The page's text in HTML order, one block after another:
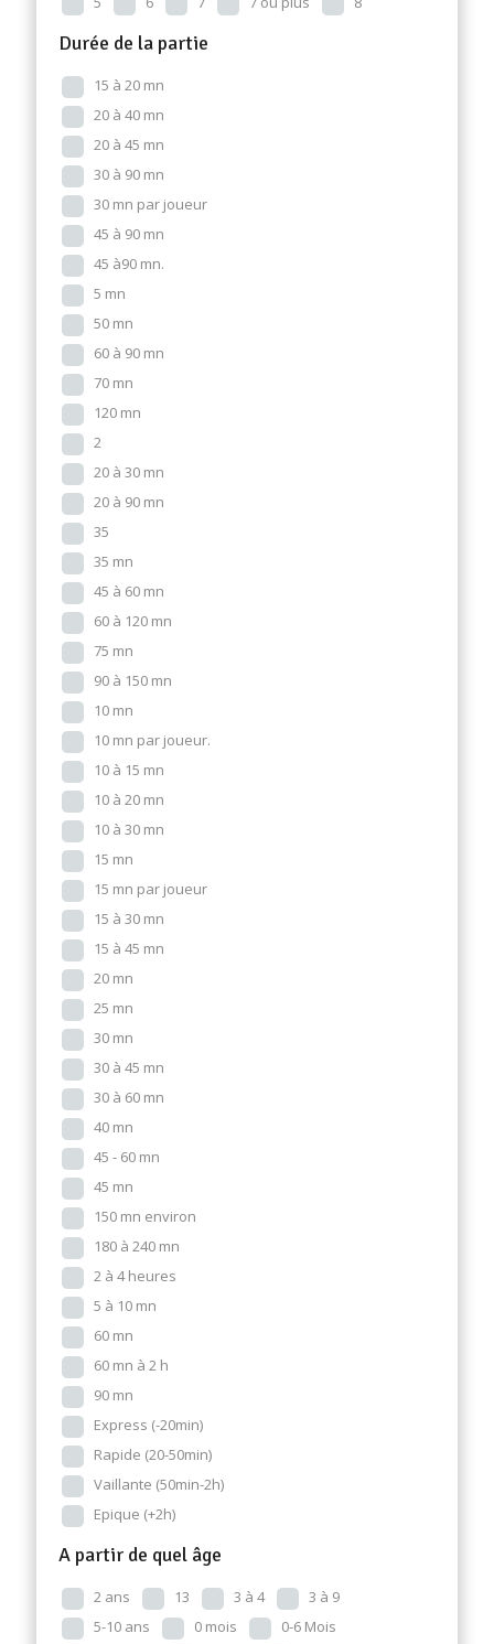
Durée de la partie
15 à 20 mn
20 à 40 mn
20 à 45 mn
30 à 90 mn
30 mn par joueur
45 à 90 mn
45 à90 mn.
5 mn
50 mn
60 à 90 mn
70 mn
120 mn
2
20 à 30 mn
20 à 90 mn
35
35 mn
45 à 60 mn
60 à 120 mn
75 mn
90 à 150 mn
10 mn
10 mn par joueur.
10 à 15 mn
10 à 20 mn
10 à 30 mn
15 mn
15 mn par joueur
15 à 30 mn
15 à 45 mn
20 mn
25 mn
30 mn
30 à 45 mn
30 à 60 mn
40 mn
45 - 60 mn
45 mn
150 mn environ
180 à 240 mn
2 à 4 heures
5 à 10 mn
60 mn
60 mn à 2 h
90 mn
Express (-20min)
Rapide (20-50min)
Vaillante (50min-2h)
Epique (+2h)
A partir de quel âge
2 ans 13 3 à 4
3 à 9
5-10 ans
0 mois
0-6 Mois